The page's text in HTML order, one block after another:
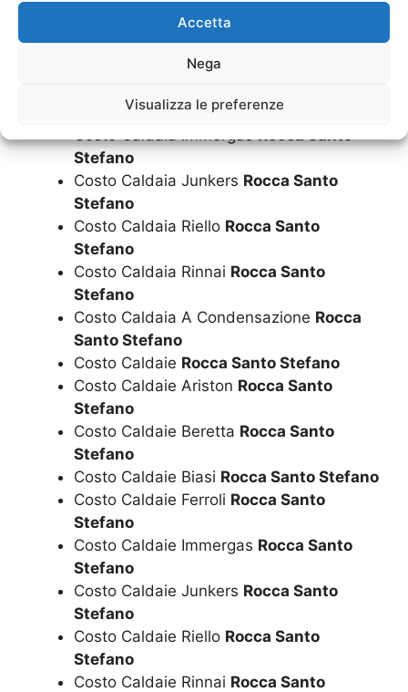
Accetta
Nega
Visualizza le preferenze
Costo Caldaia Beretta
Stefano
Costo Caldaia Biasi
Stefano
Stefano
Costo Caldaia Junkers Rocca Santo
Stefano
Costo Caldaia Riello Rocca Santo
Stefano
Costo Caldaia Rinnai Rocca Santo
Stefano
Costo Caldaia A Condensazione Rocca
Santo Stefano
Costo Caldaie Rocca Santo Stefano
Costo Caldaie Ariston Rocca Santo
Stefano
Costo Caldaie Beretta Rocca Santo
Stefano
Costo Caldaie Biasi Rocca Santo Stefano
Costo Caldaie Ferroli Rocca Santo
Stefano
Costo Caldaie Immergas Rocca Santo
Stefano
Costo Caldaie Junkers Rocca Santo
Stefano
Costo Caldaie Riello Rocca Santo
Stefano
Costo Caldaie Rinnai Rocca Santo